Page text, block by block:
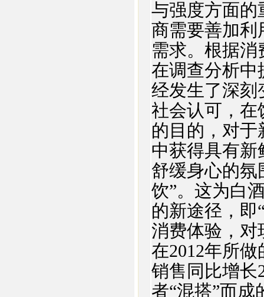
与强度方面的
商需要善加利
需求。根据
在调查分析中
经发生了深刻
社会认可，在
的目的，对
中获得具有
舒缓身心的氛
饮”。这为白
的新途径，即
消费体验，对
在2012年所
销售同比增长
者“混搭”而